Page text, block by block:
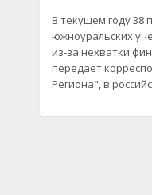
В текущем году 38
южноуральских
из-за нехватки
передает
Региона", в